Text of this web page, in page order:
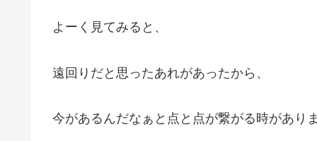
よーく見てみると、
遠回りだと思ったあれがあったから、
今があるんだなぁと点と点が繋がる時があり